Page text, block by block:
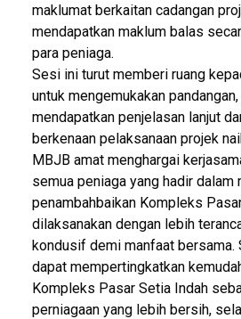
maklumat berkaitan cadangan
mendapatkan maklum balas
para peniaga.
Sesi ini turut memberi ruang
untuk mengemukakan
mendapatkan penjelasan lanjut
berkenaan pelaksanaan projek
MBJB amat menghargai
semua peniaga yang hadir dalam
penambahbaikan Kompleks
dilaksanakan dengan lebih
kondusif demi manfaat bersama.
dapat mempertingkatkan
Kompleks Pasar Setia Indah
perniagaan yang lebih bersih,